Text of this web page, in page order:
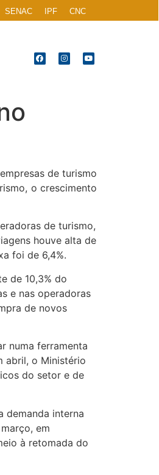
SENAC IPF CNC
de turismo
o crescimento
de turismo,
houve alta de
foi de 6,4%.
de 10,3% do
e nas operadoras
de novos
numa ferramenta
abril, o Ministério
do setor e de
demanda interna
em
à retomada do